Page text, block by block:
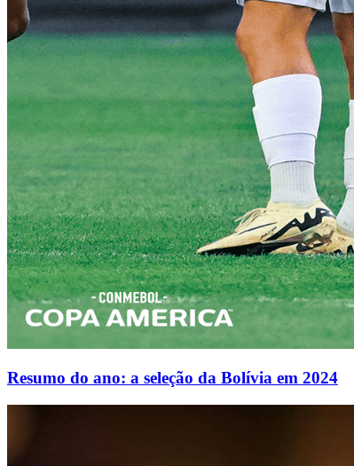
Resumo do ano: a seleção da Bolívia em 2024